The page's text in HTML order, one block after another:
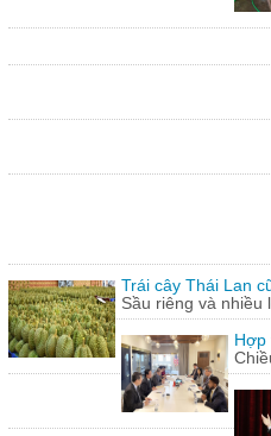
Trái cây Thái Lan
Sầu riêng và nhiều
Hợp